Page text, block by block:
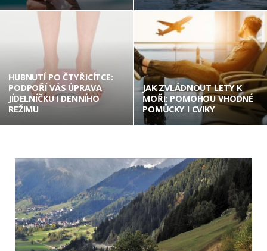
HUBNUTÍ PO ČTYŘICÍTCE:
PODPOŘÍ VÁS ÚPRAVA
JÍDELNÍČKU I DENNÍHO
REŽIMU
JAK ZVLÁDNOUT LETY K
MOŘI: POMOHOU VHODNÉ
POMŮCKY I CVIKY